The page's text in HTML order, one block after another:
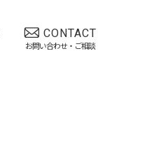
CONTACT
お問い合わせ・ご相談